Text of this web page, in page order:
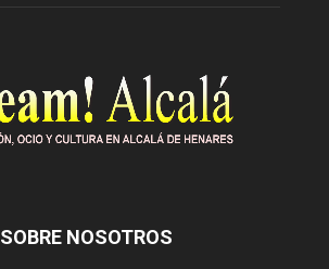
SOBRE NOSOTROS